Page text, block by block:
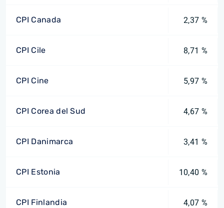
CPI Canada 2,37 %
CPI Cile 8,71 %
CPI Cine 5,97 %
CPI Corea del Sud 4,67 %
CPI Danimarca 3,41 %
CPI Estonia 10,40 %
CPI Finlandia 4,07 %